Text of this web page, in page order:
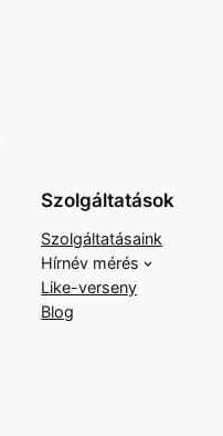
Szolgáltatások
Szolgáltatásaink
Hírnév mérés
Like-verseny
Blog